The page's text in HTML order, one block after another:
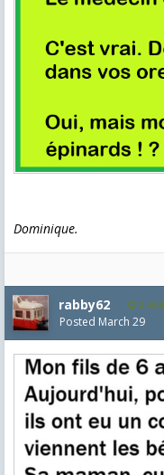
Dominique.
rabby62 8,454
Posted March 29